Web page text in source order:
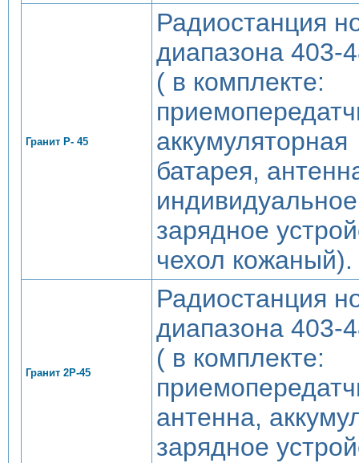
Гранит Р- 45
Радиостанция
диапазона 403-
( в комплекте:
аккумуляторная
батарея,
индивидуальное
зарядное
чехол кожаный).
Гранит 2Р-45
Радиостанция
диапазона 403-
( в комплекте:
антенна,
зарядное